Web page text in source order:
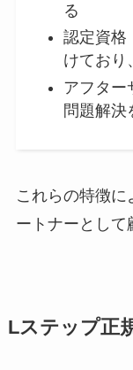
る
認定資格
けており
アフター
問題解決
これらの特徴
ートナーとして
Lステップ正